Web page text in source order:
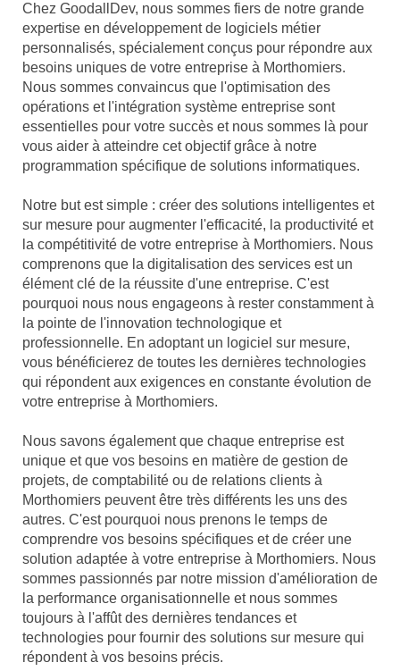
Chez GoodallDev, nous sommes fiers de notre grande
expertise en développement de logiciels métier
personnalisés, spécialement conçus pour répondre aux
besoins uniques de votre entreprise à Morthomiers.
Nous sommes convaincus que l'optimisation des
opérations et l'intégration système entreprise sont
essentielles pour votre succès et nous sommes là pour
vous aider à atteindre cet objectif grâce à notre
programmation spécifique de solutions informatiques.
Notre but est simple : créer des solutions intelligentes et
sur mesure pour augmenter l'efficacité, la productivité et
la compétitivité de votre entreprise à Morthomiers. Nous
comprenons que la digitalisation des services est un
élément clé de la réussite d'une entreprise. C'est
pourquoi nous nous engageons à rester constamment à
la pointe de l'innovation technologique et
professionnelle. En adoptant un logiciel sur mesure,
vous bénéficierez de toutes les dernières technologies
qui répondent aux exigences en constante évolution de
votre entreprise à Morthomiers.
Nous savons également que chaque entreprise est
unique et que vos besoins en matière de gestion de
projets, de comptabilité ou de relations clients à
Morthomiers peuvent être très différents les uns des
autres. C'est pourquoi nous prenons le temps de
comprendre vos besoins spécifiques et de créer une
solution adaptée à votre entreprise à Morthomiers. Nous
sommes passionnés par notre mission d'amélioration de
la performance organisationnelle et nous sommes
toujours à l'affût des dernières tendances et
technologies pour fournir des solutions sur mesure qui
répondent à vos besoins précis.